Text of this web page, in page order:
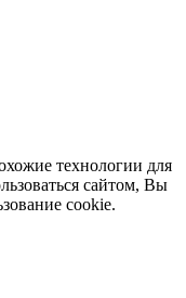
технологии для
сайтом, Вы
cookie.